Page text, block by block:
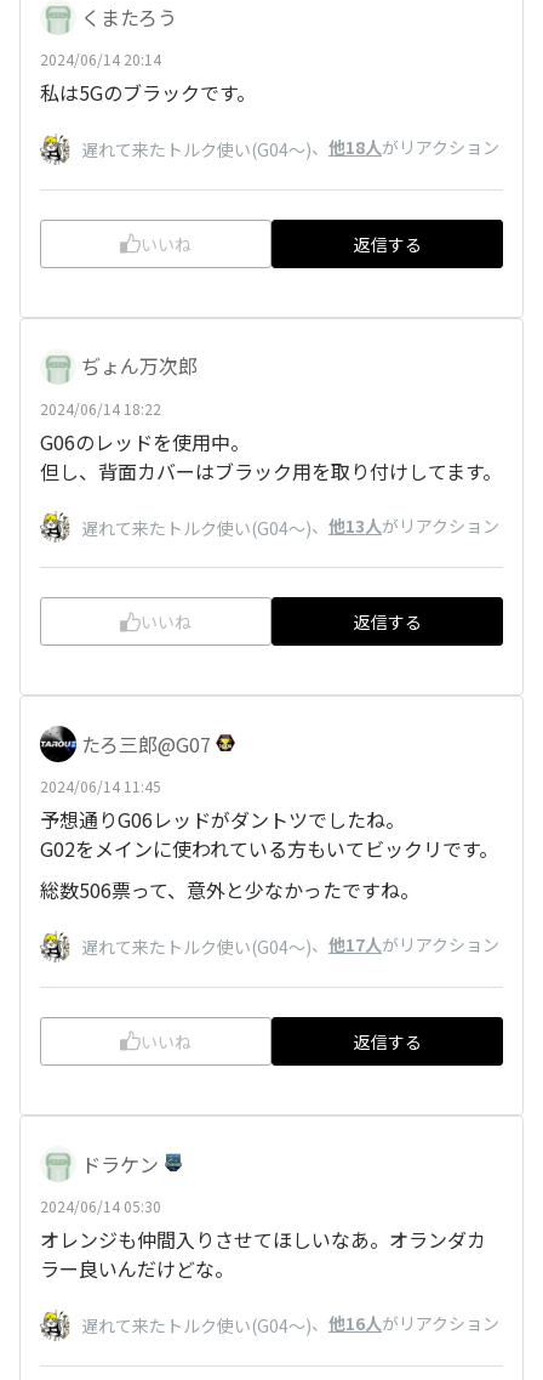
くまたろう
2024/06/14 20:14
私は5Gのブラックです。
遅れて来たトルク使い(G04〜)、 他18人がリアクション
いいね 返信する
ぢょん万次郎
2024/06/14 18:22
G06のレッドを使用中。
但し、背面カバーはブラック用を取り付けしてます。
遅れて来たトルク使い(G04〜)、 他13人がリアクション
いいね 返信する
たろ三郎@G07
2024/06/14 11:45
予想通りG06レッドがダントツでしたね。
G02をメインに使われている方もいてビックリです。
総数506票って、意外と少なかったですね。
遅れて来たトルク使い(G04〜)、 他17人がリアクション
いいね 返信する
ドラケン
2024/06/14 05:30
オレンジも仲間入りさせてほしいなあ。オランダカ
ラー良いんだけどな。
遅れて来たトルク使い(G04〜)、 他16人がリアクション